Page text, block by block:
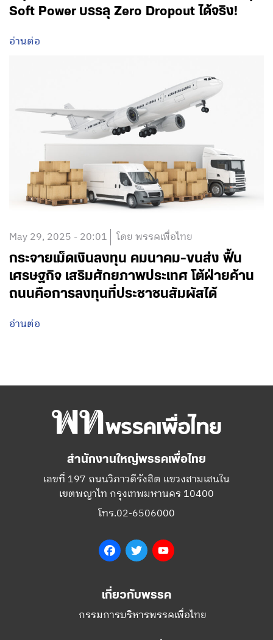
Soft Power บรรลุ Zero Dropout ได้จริง!
อ่านต่อ
May 29, 2025 - 20:01 โดย พรรคเพื่อไทย
กระจายเม็ดเงินลงทุน คมนาคม-ขนส่ง ฟื้น
เศรษฐกิจ เสริมศักยภาพประเทศ โต้ฝ่ายค้าน
ถนนคือการลงทุนที่ประชาชนสัมผัสได้
อ่านต่อ
สำนักงานใหญ่พรรคเพื่อไทย
เลขที่ 197 ถนนวิภาวดีรังสิต แขวงสามเสนใน
เขตพญาไท กรุงเทพมหานคร 10400
โทร.02-6506000
FacebookTwitter
เกี่ยวกับพรรค
กรรมการบริหารพรรคเพื่อไทย